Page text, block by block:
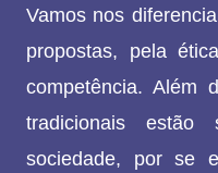
Vamos nos
propostas, pela
competência. Além
tradicionais estão
sociedade, por se